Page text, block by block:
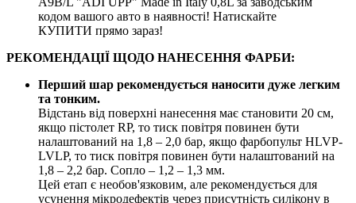
кодом вашого авто в наявності! Натискайте
КУПИТИ прямо зараз!
РЕКОМЕНДАЦІЇ ЩОДО НАНЕСЕННЯ ФАРБИ:
Перший шар рекомендується наносити дуже легким
та тонким.
Відстань від поверхні нанесення має становити 20 см,
якщо пістолет RP, то тиск повітря повинен бути
налаштований на 1,8 – 2,0 бар, якщо фарбопульт HLVP-
LVLP, то тиск повітря повинен бути налаштований на
1,8 – 2,2 бар. Сопло – 1,2 – 1,3 мм.
Цей етап є необов'язковим, але рекомендується для
усунення мікродефектів через присутність силікону в